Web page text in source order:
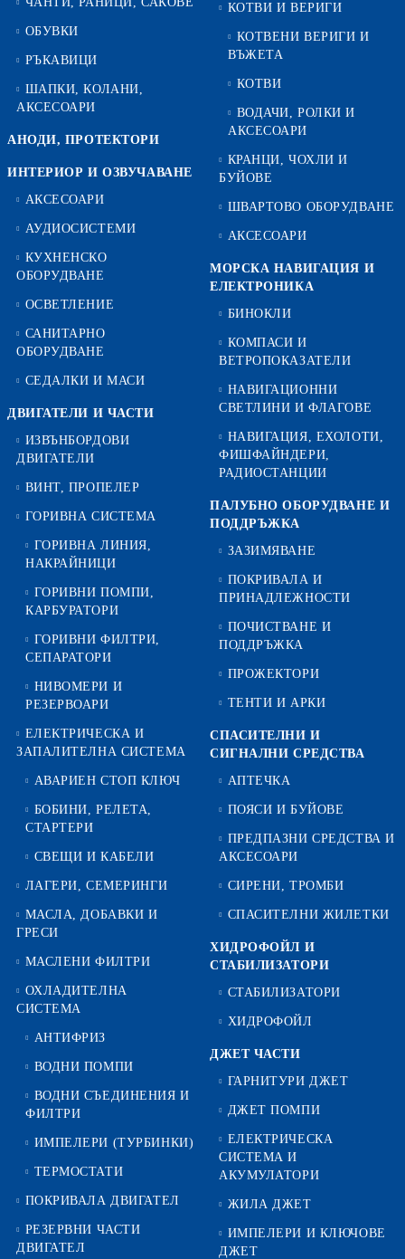
ОБУВКИ
РЪКАВИЦИ
ШАПКИ, КОЛАНИ,
АКСЕСОАРИ
АНОДИ, ПРОТЕКТОРИ
ИНТЕРИОР И ОЗВУЧАВАНЕ
АКСЕСОАРИ
АУДИОСИСТЕМИ
КУХНЕНСКО
ОБОРУДВАНЕ
ОСВЕТЛЕНИЕ
САНИТАРНО
ОБОРУДВАНЕ
СЕДАЛКИ И МАСИ
ДВИГАТЕЛИ И ЧАСТИ
ИЗВЪНБОРДОВИ
ДВИГАТЕЛИ
ВИНТ, ПРОПЕЛЕР
ГОРИВНА СИСТЕМА
ГОРИВНА ЛИНИЯ,
НАКРАЙНИЦИ
ГОРИВНИ ПОМПИ,
КАРБУРАТОРИ
ГОРИВНИ ФИЛТРИ,
СЕПАРАТОРИ
НИВОМЕРИ И
РЕЗЕРВОАРИ
ЕЛЕКТРИЧЕСКА И
ЗАПАЛИТЕЛНА СИСТЕМА
АВАРИЕН СТОП КЛЮЧ
БОБИНИ, РЕЛЕТА,
СТАРТЕРИ
СВЕЩИ И КАБЕЛИ
ЛАГЕРИ, СЕМЕРИНГИ
МАСЛА, ДОБАВКИ И
ГРЕСИ
МАСЛЕНИ ФИЛТРИ
ОХЛАДИТЕЛНА
СИСТЕМА
АНТИФРИЗ
ВОДНИ ПОМПИ
ВОДНИ СЪЕДИНЕНИЯ И
ФИЛТРИ
ИМПЕЛЕРИ (ТУРБИНКИ)
ТЕРМОСТАТИ
ПОКРИВАЛА ДВИГАТЕЛ
РЕЗЕРВНИ ЧАСТИ
ДВИГАТЕЛ
КОТВИ И ВЕРИГИ
КОТВЕНИ ВЕРИГИ И
ВЪЖЕТА
КОТВИ
ВОДАЧИ, РОЛКИ И
АКСЕСОАРИ
КРАНЦИ, ЧОХЛИ И
БУЙОВЕ
ШВАРТОВО ОБОРУДВАНЕ
АКСЕСОАРИ
МОРСКА НАВИГАЦИЯ И
ЕЛЕКТРОНИКА
БИНОКЛИ
КОМПАСИ И
ВЕТРОПОКАЗАТЕЛИ
НАВИГАЦИОННИ
СВЕТЛИНИ И ФЛАГОВЕ
НАВИГАЦИЯ, ЕХОЛОТИ,
ФИШФАЙНДЕРИ,
РАДИОСТАНЦИИ
ПАЛУБНО ОБОРУДВАНЕ И
ПОДДРЪЖКА
ЗАЗИМЯВАНЕ
ПОКРИВАЛА И
ПРИНАДЛЕЖНОСТИ
ПОЧИСТВАНЕ И
ПОДДРЪЖКА
ПРОЖЕКТОРИ
ТЕНТИ И АРКИ
СПАСИТЕЛНИ И
СИГНАЛНИ СРЕДСТВА
АПТЕЧКА
ПОЯСИ И БУЙОВЕ
ПРЕДПАЗНИ СРЕДСТВА И
АКСЕСОАРИ
СИРЕНИ, ТРОМБИ
СПАСИТЕЛНИ ЖИЛЕТКИ
ХИДРОФОЙЛ И
СТАБИЛИЗАТОРИ
СТАБИЛИЗАТОРИ
ХИДРОФОЙЛ
ДЖЕТ ЧАСТИ
ГАРНИТУРИ ДЖЕТ
ДЖЕТ ПОМПИ
ЕЛЕКТРИЧЕСКА
СИСТЕМА И
АКУМУЛАТОРИ
ЖИЛА ДЖЕТ
ИМПЕЛЕРИ И КЛЮЧОВЕ
ДЖЕТ